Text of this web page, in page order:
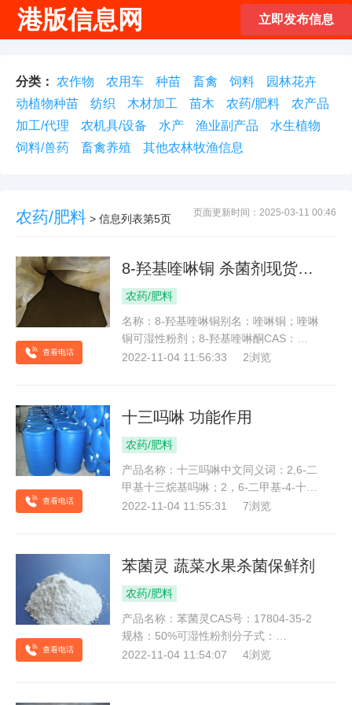
港版信息网 立即发布信息
分类： 农作物 农用车 种苗 畜禽 饲料
园林花卉
动植物种苗
纺织 木材加工 苗木 农药/肥料
农产品
加工/代理
农机具/设备 水产 渔业副产品
水生植物
饲料/兽药
畜禽养殖 其他农林牧渔信息
页面更新时间：2025-03-11 00:46
农药/肥料 > 信息列表第5页
8-羟基喹啉铜 杀菌剂现货供
应
农药/肥料
名称：8-羟基喹啉铜别名：喹啉铜；喹啉
铜可湿性粉剂；8-羟基喹啉酮CAS：
10380-28-6分子式：C18H12CuN2O2分
作杀菌剂，用于防治苹果树轮纹病等刘女
士：17762511359（微信）QQ：
221625...
2022-11-04 11:56:33 2浏览
查看电话
十三吗啉 功能作用
农药/肥料
产品名称：十三吗啉中文同义词：2,6-二
甲基十三烷基吗啉；2，6-二甲基-4-十三
烷基吗啉；三得芬；克啉菌；异十三吗
C19H39NO化学性质：淡黄色液体，略有
氨味包装规格：200L/桶本品是吗啉类杀
菌剂，兼有保护、治...
2022-11-04 11:55:31 7浏览
查看电话
苯菌灵 蔬菜水果杀菌保鲜剂
农药/肥料
产品名称：苯菌灵CAS号：17804-35-2
规格：50%可湿性粉剂分子式：
C14H18N4O3分子量：290.32性状：白
2022-11-04 11:54:07 4浏览
查看电话